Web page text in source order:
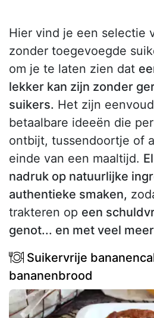
Hier vind je een selectie
zonder toegevoegde
om je te laten zien dat
lekker kan zijn zonder
suikers. Het zijn
betaalbare ideeën die
ontbijt, tussendoortje of
einde van een maaltijd.
nadruk op natuurlijke
authentieke smaken,
trakteren op een
genot... en met veel
Suikervrije
bananenbrood